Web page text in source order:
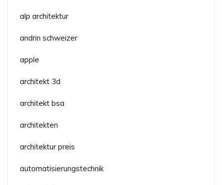
alp architektur
andrin schweizer
apple
architekt 3d
architekt bsa
architekten
architektur preis
automatisierungstechnik